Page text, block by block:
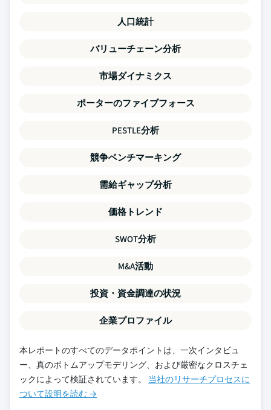
人口統計
バリューチェーン分析
市場ダイナミクス
ポーターのファイブフォース
PESTLE分析
競争ベンチマーキング
需給ギャップ分析
価格トレンド
SWOT分析
M&A活動
投資・資金調達の状況
企業プロファイル
本レポートのすべてのデータポイントは、一次インタビュ
ー、真のボトムアップモデリング、および厳密なクロスチェ
ックによって検証されています。 当社のリサーチプロセスに
ついて設明を読む →